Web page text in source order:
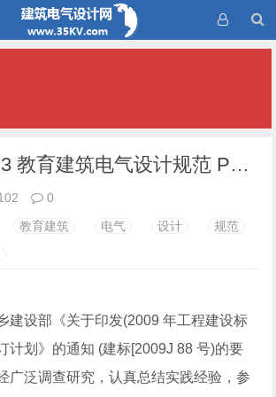
JGJ310-2013 教育建筑电气设计规范 PDF 下载
0
教育建筑 电气 设计
规范
建设部《关于印发(2009 年工程建设标
计划》的通知 (建标[2009J 88 号)的要
广泛调查研究，认真总结实践经验，参